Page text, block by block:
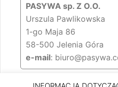
PASYWA sp. Z O.O.
Urszula Pawlikowska‎
1-go Maja 86
58-500 Jelenia Góra
e-mail: